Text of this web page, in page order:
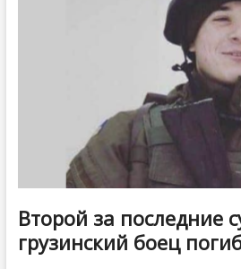
Второй за последние
грузинский боец